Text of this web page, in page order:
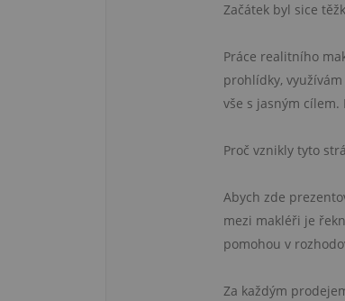
Začátek byl sice
Práce realitního
prohlídky,
vše s jasným
Proč vznikly tyto
Abych zde
mezi makléři je
pomohou v
Za každým